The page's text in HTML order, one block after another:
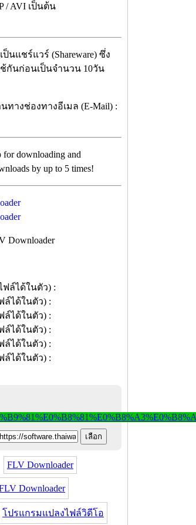
/ AVI เป็นต้น
แชร์แวร์ (Shareware) ซึ่ง
ช้กันก่อนเป็นจำนวน 10วัน
างช่องทางอีเมล (E-Mail) :
for downloading and
by up to 5 times!
Downloader
FLV Downloader
Downloader
โปรแกรมแปลงไฟล์วิดีโอ